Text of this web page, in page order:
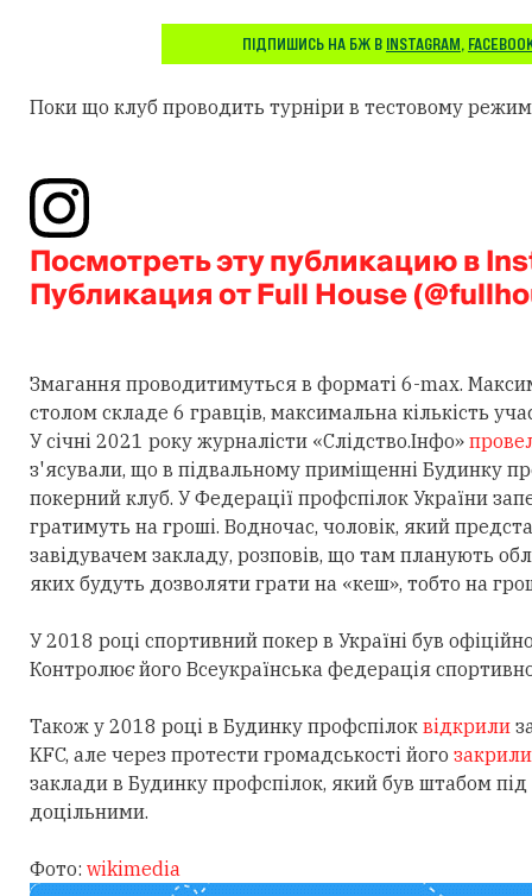
ПІДПИШИСЬ НА БЖ В INSTAGRAM,
Поки що клуб проводить турніри в тестовому
Посмотреть эту публикацию в
Публикация от Full House
Змагання проводитимуться в форматі 6-max.
столом складе 6 гравців, максимальна кількість
У січні 2021 року журналісти «Слідство.Інфо»
з'ясували, що в підвальному приміщенні Будинку
покерний клуб. У Федерації профспілок України
гратимуть на гроші. Водночас, чоловік, який
завідувачем закладу, розповів, що там планують
яких будуть дозволяти грати на «кеш», тобто на
У 2018 році спортивний покер в Україні був
Контролює його Всеукраїнська федерація
Також у 2018 році в Будинку профспілок відкрили
KFC, але через протести громадськості його закрили
заклади в Будинку профспілок, який був штабом під
доцільними.
Фото: wikimedia